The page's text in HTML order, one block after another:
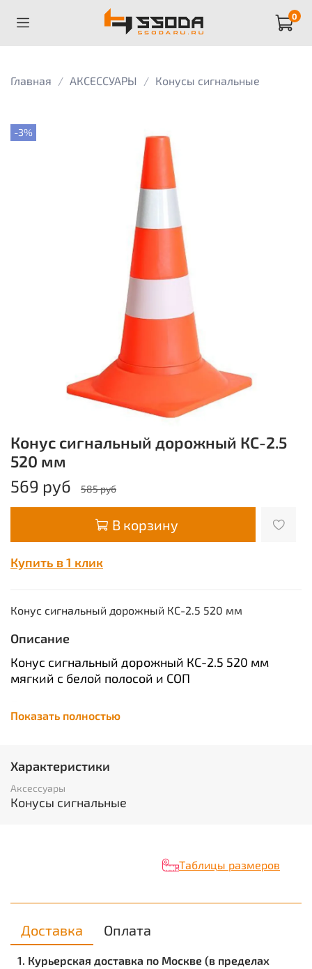
0
Главная АКСЕССУАРЫ Конусы сигнальные
-3%
Конус сигнальный дорожный КС-2.5
520 мм
569 руб 585 руб
В корзину
Купить в 1 клик
Конус сигнальный дорожный КС-2.5 520 мм
Описание
Конус сигнальный дорожный КС-2.5 520 мм
мягкий с белой полосой и СОП
проведения дорожных работ, обозначения
культурно-массовых и спортивных
мероприятий, а так же для обозначения мест
ДТП или аварийных участков дорог. Расцветка
Показать полностью
Характеристики
Аксессуары
Конусы сигнальные
Таблицы размеров
Доставка Оплата
1. Курьерская доставка по Москве (в пределах